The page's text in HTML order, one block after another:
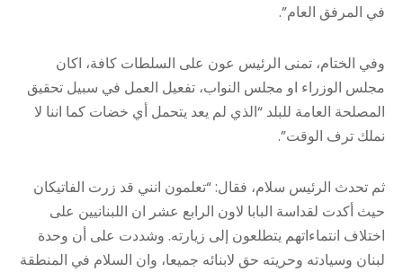
في المرفق العام”.
وفي الختام، تمنى الرئيس عون على السلطات كافة، اكان
مجلس الوزراء او مجلس النواب، تفعيل العمل في سبيل تحقيق
المصلحة العامة للبلد “الذي لم يعد يتحمل أي خضات كما اننا لا
نملك ترف الوقت”.
ثم تحدث الرئيس سلام، فقال: “تعلمون انني قد زرت الفاتيكان
حيث أكدت لقداسة البابا لاون الرابع عشر ان اللبنانيين على
اختلاف انتماءاتهم يتطلعون إلى زيارته. وشددت على أن وحدة
لبنان وسيادته وحريته حق لابنائه جميعا، وان السلام في المنطقة